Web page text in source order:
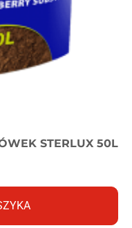
STERLUX 50L